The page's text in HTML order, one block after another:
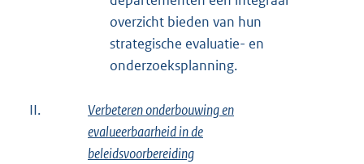
overzicht bieden van hun
strategische evaluatie- en
onderzoeksplanning.
II.
Verbeteren onderbouwing en
evalueerbaarheid in de
beleidsvoorbereiding